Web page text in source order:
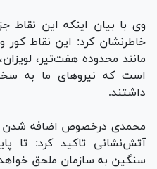
وی با بیان اینکه این
خاطرنشان کرد: این نقاط
مانند محدوده هفت‌تیر،
است که نیرو‌های ما به
داشتند.
محمدی درخصوص اضافه شدن
سنگین به سازمان ملحق